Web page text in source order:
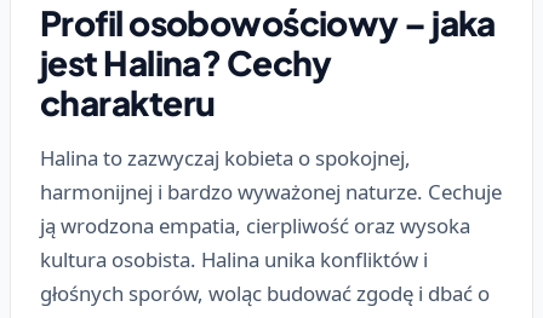
Profil osobowościowy – jaka
jest Halina? Cechy
charakteru
Halina to zazwyczaj kobieta o spokojnej,
harmonijnej i bardzo wyważonej naturze. Cechuje
ją wrodzona empatia, cierpliwość oraz wysoka
kultura osobista. Halina unika konfliktów i
głośnych sporów, woląc budować zgodę i dbać o